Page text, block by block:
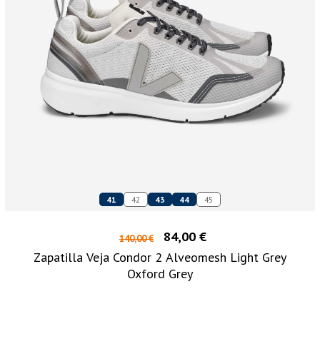
41 42 43 44 45
140,00 €
84,00 €
Zapatilla Veja Condor 2 Alveomesh Light Grey
Oxford Grey